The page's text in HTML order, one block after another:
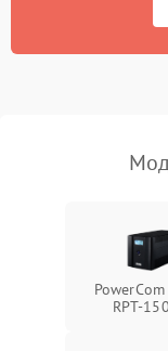
индикаторов
Неисправность
стабилизации
RPT-